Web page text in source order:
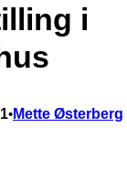
i
•Mette Østerberg